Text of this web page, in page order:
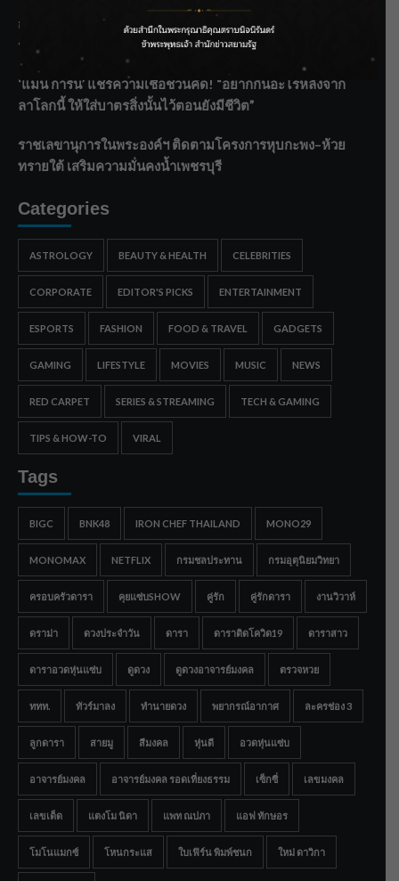
กรมชลฯ รับฟังประชาชน ติดตามแก้ปัญหาโครงการประตู
ระบายน้ำศรีสองรักฯ
‘แมน การิน’ แชร์ความเชื่อชวนคิด! “อยากกินอะไรหลังจาก
ลาโลกนี้ ให้ใส่บาตรสิ่งนั้นไว้ตอนยังมีชีวิต”
ราชเลขานุการในพระองค์ฯ ติดตามโครงการหุบกะพง–ห้วย
ทรายใต้ เสริมความมั่นคงน้ำเพชรบุรี
Categories
ASTROLOGY BEAUTY & HEALTH CELEBRITIES
CORPORATE EDITOR'S PICKS ENTERTAINMENT
ESPORTS FASHION FOOD & TRAVEL GADGETS
GAMING LIFESTYLE MOVIES MUSIC NEWS
RED CARPET SERIES & STREAMING TECH & GAMING
TIPS & HOW-TO VIRAL
Tags
BIGC BNK48 IRON CHEF THAILAND MONO29
MONOMAX NETFLIX กรมชลประทาน กรมอุตุนิยมวิทยา
ครอบครัวดารา คุยแซ่บSHOW คู่รัก คู่รักดารา งานวิวาห์
ดราม่า ดวงประจำวัน ดารา ดาราติดโควิด19 ดาราสาว
ดาราอวดหุ่นแซ่บ ดูดวง ดูดวงอาจารย์มงคล ตรวจหวย
ททท. ทัวร์มาลง ทำนายดวง พยากรณ์อากาศ ละครช่อง 3
ลูกดารา สายมู สีมงคล หุ่นดี อวดหุ่นแซ่บ
อาจารย์มงคล อาจารย์มงคล รอดเที่ยงธรรม เซ็กซี่ เลขมงคล
เลขเด็ด แตงโม นิดา แพท ณปภา แอฟ ทักษอร
โมโนแมกซ์ โหนกระแส ใบเฟิร์น พิมพ์ชนก ใหม่ ดาวิกา